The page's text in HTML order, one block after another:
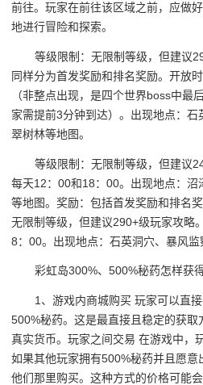
前往。玩家在前往该区域之前，应做
地进行冒险和探索。
等级限制：无限制等级，但建议
同样分为首发奖励和排名奖励。开放
（非整点出现，是四个世界boss中最
家需提前3分钟到达）。出现地点：
翠树林等地图。
等级限制：无限制等级，但建议
每天12：00和18：00。出现地点：
等地图。奖励：包括首发奖励和排名
无限制等级，但建议290+级玩家攻略
8：00。出现地点：石英洞穴、暴风监
彩虹岛300%、500%秘药怎样获
1、游戏内商城购买 玩家可以直
500%秘药。这是最直接且稳定的获
真实货币。玩家之间交易 在游戏中，
如果其他玩家拥有500%秘药并且愿意
他们那里购买。这种方式的价格可能